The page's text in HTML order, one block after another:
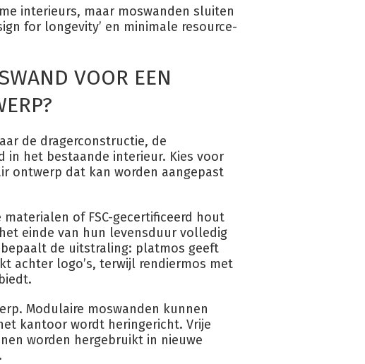
interieurs, maar moswanden sluiten
for longevity’ en minimale resource-
VOOR EEN
de dragerconstructie, de
in het bestaande interieur. Kies voor
ontwerp dat kan worden aangepast
of FSC-gecertificeerd hout
einde van hun levensduur volledig
de uitstraling: platmos geeft
achter logo’s, terwijl rendiermos met
Modulaire moswanden kunnen
kantoor wordt heringericht. Vrije
worden hergebruikt in nieuwe